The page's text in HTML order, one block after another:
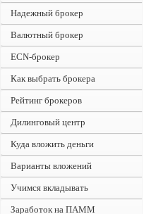
Надежный брокер
Валютный брокер
ECN-брокер
Как выбрать брокера
Рейтинг брокеров
Дилинговый центр
Куда вложить деньги
Варианты вложений
Учимся вкладывать
Заработок на ПАММ